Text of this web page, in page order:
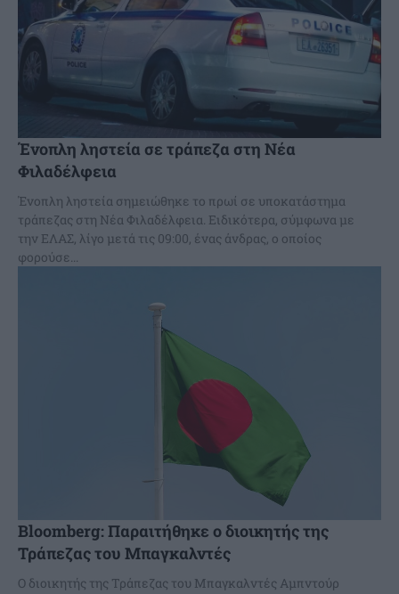
Ένοπλη ληστεία σε τράπεζα στη Νέα
Φιλαδέλφεια
Ένοπλη ληστεία σημειώθηκε το πρωί σε υποκατάστημα
τράπεζας στη Νέα Φιλαδέλφεια. Ειδικότερα, σύμφωνα με
την ΕΛΑΣ, λίγο μετά τις 09:00, ένας άνδρας, ο οποίος
φορούσε...
Bloomberg: Παραιτήθηκε ο διοικητής της
Τράπεζας του Μπαγκαλντές
Ο διοικητής της Τράπεζας του Μπαγκαλντές Αμπντούρ